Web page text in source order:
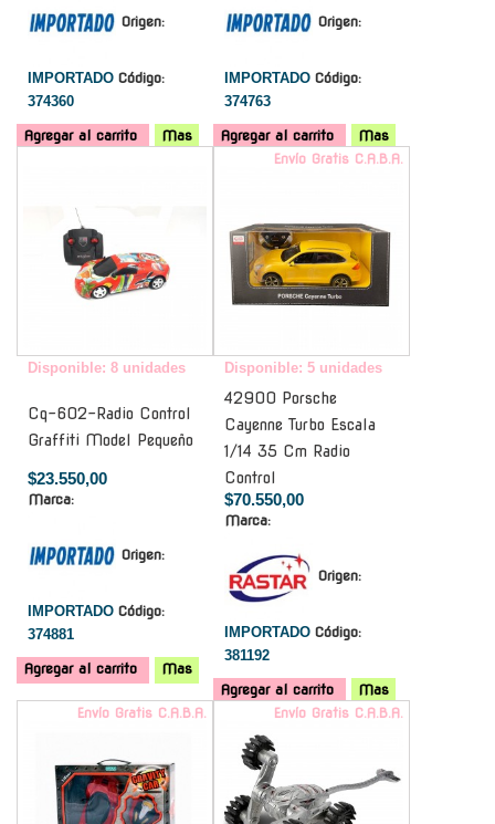
Origen:
IMPORTADO Código:
374360
Agregar al carrito Mas
Origen:
IMPORTADO Código:
374763
Agregar al carrito
Mas
Disponible: 8 unidades
Cq-602-Radio Control
Graffiti Model Pequeño
$23.550,00
Marca:
Origen:
IMPORTADO Código:
374881
Agregar al carrito Mas
Envío Gratis C.A.B.A.
Disponible: 5 unidades
42900 Porsche
Cayenne Turbo Escala
1/14 35 Cm Radio
Control
$70.550,00
Marca:
Origen:
IMPORTADO Código:
381192
Agregar al carrito
Mas
Envío Gratis C.A.B.A.
Envío Gratis C.A.B.A.